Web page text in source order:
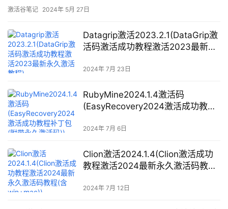
己的手机或者电脑的性能，而且性能不会的配置在打开这个网站之
激活谷笔记 2024年 5月 27日
Datagrip激活2023.2.1(DataGrip激
活码激活成功教程激活2023最新永
2024年 7月 23日
RubyMine2024.1.4激活码
(EasyRecovery2024激活成功教程
2024年 7月 6日
Clion激活2024.1.4(Clion激活成功
教程激活2024最新永久激活码教程
2024年 7月 12日